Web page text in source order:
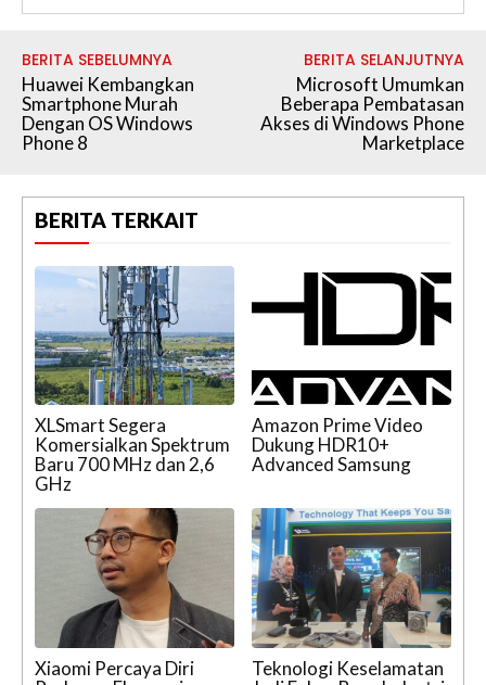
BERITA SEBELUMNYA
Huawei Kembangkan
Smartphone Murah
Dengan OS Windows
Phone 8
BERITA SELANJUTNYA
Microsoft Umumkan
Beberapa Pembatasan
Akses di Windows Phone
Marketplace
BERITA TERKAIT
XLSmart Segera
Komersialkan Spektrum
Baru 700 MHz dan 2,6
GHz
Amazon Prime Video
Dukung HDR10+
Advanced Samsung
Xiaomi Percaya Diri
Teknologi Keselamatan